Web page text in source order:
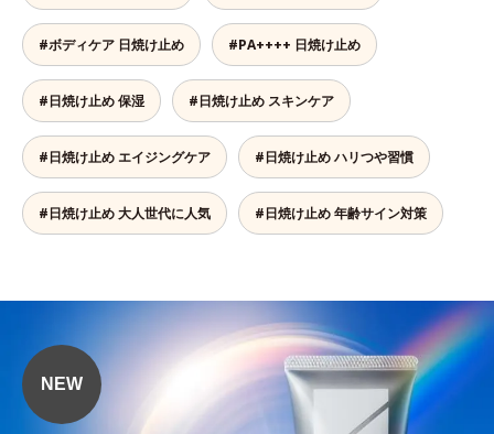
#ボディケア 日焼け止め #PA++++ 日焼け止め
#日焼け止め 保湿 #日焼け止め スキンケア
#日焼け止め エイジングケア #日焼け止め ハリつや習慣
#日焼け止め 大人世代に人気 #日焼け止め 年齢サイン対策
NEW